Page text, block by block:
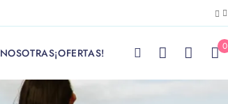
NOSOTRAS¡OFERTAS! 0